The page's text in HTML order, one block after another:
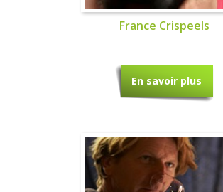
France Crispeels
En savoir plus